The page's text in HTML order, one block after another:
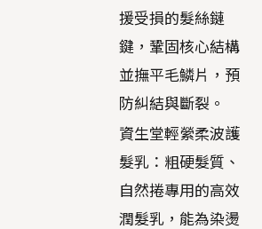
援受損的髮絲鏈
鍵，鞏固核心結構
並撫平毛鱗片，預
防糾結與斷裂。
資生堂輕縈柔波護
髮乳：粗硬髮質、
自然捲專用的高效
潤髮乳，能為染燙